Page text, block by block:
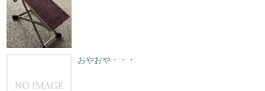
おやおや・・・